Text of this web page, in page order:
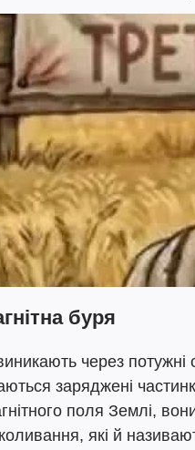
буря
через
заряджені
поля Землі,
які й